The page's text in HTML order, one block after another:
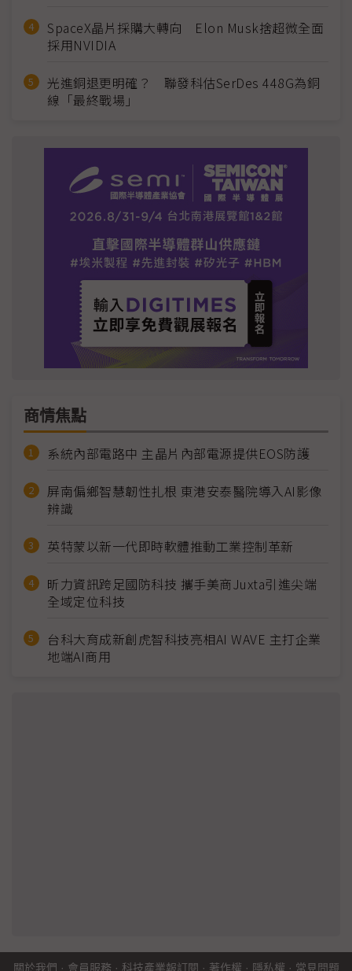
SpaceX晶片採購大轉向 Elon Musk捨超微全面
採用NVIDIA
光進銅退更明確？ 聯發科估SerDes 448G為銅
線「最終戰場」
商情焦點
系統內部電路中 主晶片內部電源提供EOS防護
屏南偏鄉智慧韌性扎根 東港安泰醫院導入AI影像
辨識
英特蒙以新一代即時軟體推動工業控制革新
昕力資訊跨足國防科技 攜手美商Juxta引進尖端
全域定位科技
台科大育成新創虎智科技亮相AI WAVE 主打企業
地端AI商用
關於我們 · 會員服務 · 科技產業報訂閱 · 著作權 · 隱私權 · 常見問題